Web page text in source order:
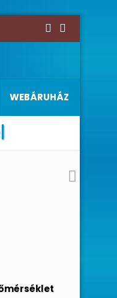
WEBÁRUHÁZ